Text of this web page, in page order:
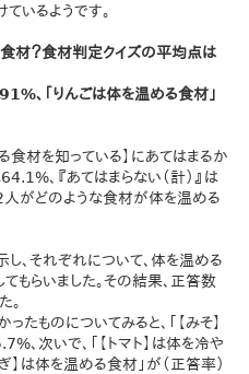
いるようです。
材？食材判定クイズの平均点は
、「りんごは体を温める食材」
材を知っている】にあてはまるか
、『あてはまらない（計）』は
がどのような食材が体を温める
、それぞれについて、体を温める
もらいました。その結果、正答数
。
たものについてみると、「【みそ】
、次いで、「【トマト】は体を冷や
】は体を温める食材」が（正答率）